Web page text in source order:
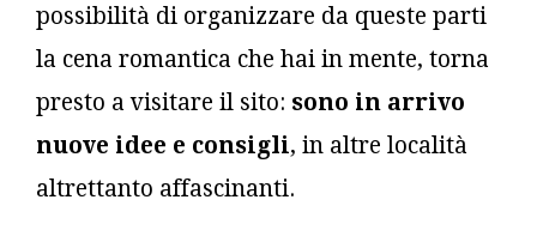
possibilità di organizzare da queste parti
la cena romantica che hai in mente, torna
presto a visitare il sito: sono in arrivo
nuove idee e consigli, in altre località
altrettanto affascinanti.